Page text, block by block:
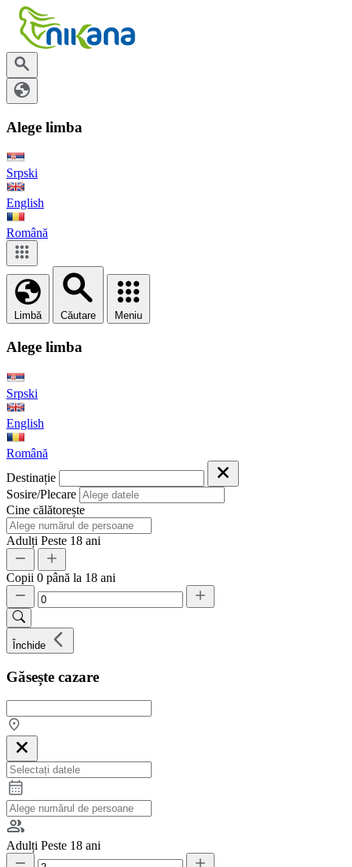
Alege limba
Srpski
English
Română
Limbă Căutare Meniu
Alege limba
Srpski
English
Română
Destinație
Sosire/Plecare
Cine călătorește
Adulți Peste 18 ani
Copii 0 până la 18 ani
Închide
Găsește cazare
Adulți Peste 18 ani